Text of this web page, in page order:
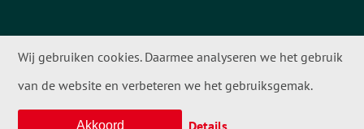
Wij gebruiken cookies. Daarmee analyseren we het gebruik
van de website en verbeteren we het gebruiksgemak.
Details
Akkoord